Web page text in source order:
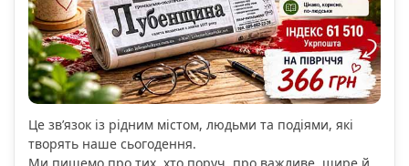
Це зв’язок із рідним містом, людьми та подіями, які
творять наше сьогодення.
Ми пишемо про тих, хто поруч, про важливе, щире й